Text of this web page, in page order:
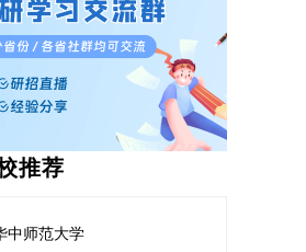
推荐
中师范大学